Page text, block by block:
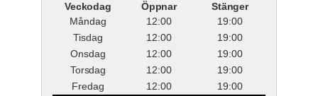
Veckodag Öppnar
Stänger
Måndag
12:00
19:00
Tisdag
12:00
19:00
Onsdag
12:00
19:00
Torsdag
12:00
19:00
Fredag
12:00
19:00